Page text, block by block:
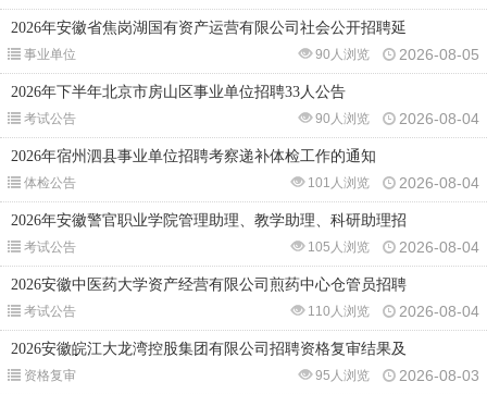
2026年安徽省焦岗湖国有资产运营有限公司社会公开招聘延
事业单位 2026-08-05
90人浏览
2026年下半年北京市房山区事业单位招聘33人公告
考试公告 2026-08-04
90人浏览
2026年宿州泗县事业单位招聘考察递补体检工作的通知
体检公告 2026-08-04
101人浏览
2026年安徽警官职业学院管理助理、教学助理、科研助理招
考试公告 2026-08-04
105人浏览
2026安徽中医药大学资产经营有限公司煎药中心仓管员招聘
考试公告 2026-08-04
110人浏览
2026安徽皖江大龙湾控股集团有限公司招聘资格复审结果及
资格复审 2026-08-03
95人浏览